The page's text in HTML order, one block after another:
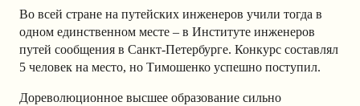
Во всей стране на путейских инженеров учили тогда в
одном единственном месте – в Институте инженеров
путей сообщения в Санкт-Петербурге. Конкурс составлял
5 человек на место, но Тимошенко успешно поступил.
Дореволюционное высшее образование сильно